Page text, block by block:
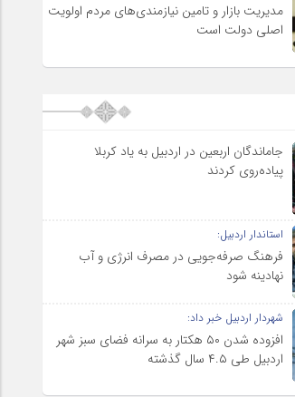
مدیریت بازار و تامین نیازمندی‌های مردم اولویت‌
اصلی دولت است
جاماندگان اربعین در اردبیل به یاد کربلا
پیاده‌روی کردند
استاندار اردبیل:
فرهنگ صرفه‌جویی در مصرف انرژی و آب
نهادینه شود
شهردار اردبیل خبر داد:
افزوده شدن ۵۰ هکتار به سرانه فضای سبز شهر
اردبیل طی ۴.۵ سال گذشته